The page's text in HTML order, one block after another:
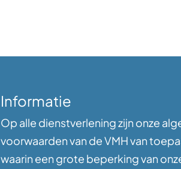
Informatie
Op alle dienstverlening zijn onze
voorwaarden van de VMH van
waarin een grote beperking van